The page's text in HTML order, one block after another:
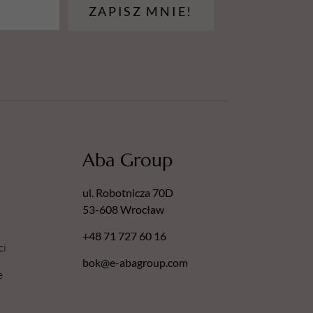
ZAPISZ MNIE!
Aba Group
ul. Robotnicza 70D
53-608 Wrocław
+48 71 727 60 16
bok@e-abagroup.com